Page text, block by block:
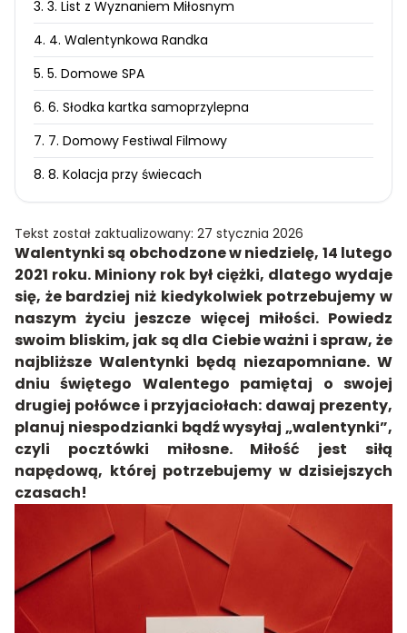
3. 3. List z Wyznaniem Miłosnym
4. 4. Walentynkowa Randka
5. 5. Domowe SPA
6. 6. Słodka kartka samoprzylepna
7. 7. Domowy Festiwal Filmowy
8. 8. Kolacja przy świecach
Tekst został zaktualizowany: 27 stycznia 2026
Walentynki są obchodzone w niedzielę, 14 lutego
2021 roku. Miniony rok był ciężki, dlatego wydaje
się, że bardziej niż kiedykolwiek potrzebujemy w
naszym życiu jeszcze więcej miłości. Powiedz
swoim bliskim, jak są dla Ciebie ważni i spraw, że
najbliższe Walentynki będą niezapomniane. W
dniu świętego Walentego pamiętaj o swojej
drugiej połówce i przyjaciołach: dawaj prezenty,
planuj niespodzianki bądź wysyłaj „walentynki”,
czyli pocztówki miłosne. Miłość jest siłą
napędową, której potrzebujemy w dzisiejszych
czasach!